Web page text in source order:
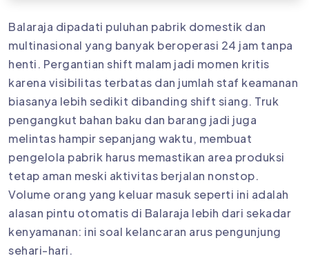
Balaraja dipadati puluhan pabrik domestik dan
multinasional yang banyak beroperasi 24 jam tanpa
henti. Pergantian shift malam jadi momen kritis
karena visibilitas terbatas dan jumlah staf keamanan
biasanya lebih sedikit dibanding shift siang. Truk
pengangkut bahan baku dan barang jadi juga
melintas hampir sepanjang waktu, membuat
pengelola pabrik harus memastikan area produksi
tetap aman meski aktivitas berjalan nonstop.
Volume orang yang keluar masuk seperti ini adalah
alasan pintu otomatis di Balaraja lebih dari sekadar
kenyamanan: ini soal kelancaran arus pengunjung
sehari-hari.